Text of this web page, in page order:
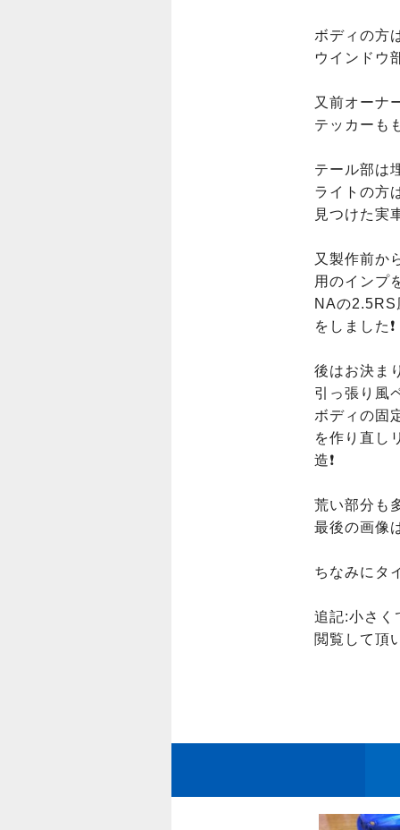
ボディの方
ウインドウ
又前オーナ
テッカーも
テール部は
ライトの方
見つけた実
又製作前か
用のインプ
NAの2.5RS
をしました❗️
後はお決ま
引っ張り風
ボディの固
を作り直し
造❗️
荒い部分も
最後の画像
ちなみにタ
追記:小さく
閲覧して頂